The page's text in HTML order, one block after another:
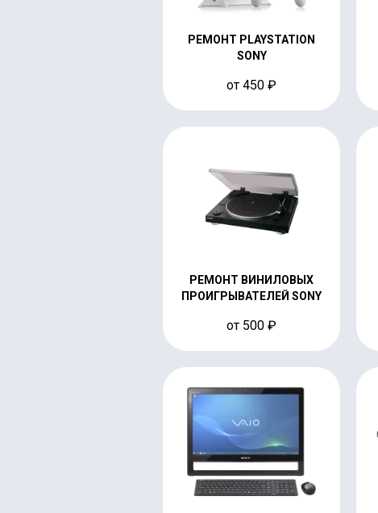
РЕМОНТ PLAYSTATION
SONY
от 450 ₽
РЕМОНТ ВИНИЛОВЫХ
ПРОИГРЫВАТЕЛЕЙ SONY
от 500 ₽